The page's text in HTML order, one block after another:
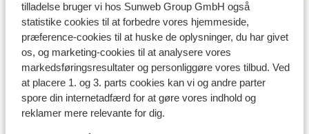
tilladelse bruger vi hos Sunweb Group GmbH også
statistike cookies til at forbedre vores hjemmeside,
præference-cookies til at huske de oplysninger, du har givet
os, og marketing-cookies til at analysere vores
markedsføringsresultater og personliggøre vores tilbud. Ved
at placere 1. og 3. parts cookies kan vi og andre parter
spore din internetadfærd for at gøre vores indhold og
reklamer mere relevante for dig.
Se alle 12 anmeldelser
Lokation
Se på kort